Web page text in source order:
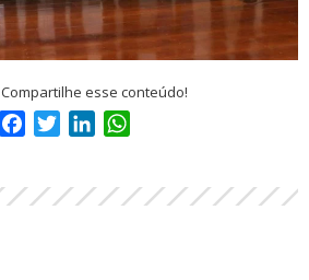
Compartilhe esse conteúdo!
FacebookTwitterLinkedIn